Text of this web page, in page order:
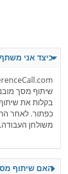
כיצד אני
שיתוף מסך
בקלות את
כפתור. לאחר
משולחן העבודה.
האם שיתוף